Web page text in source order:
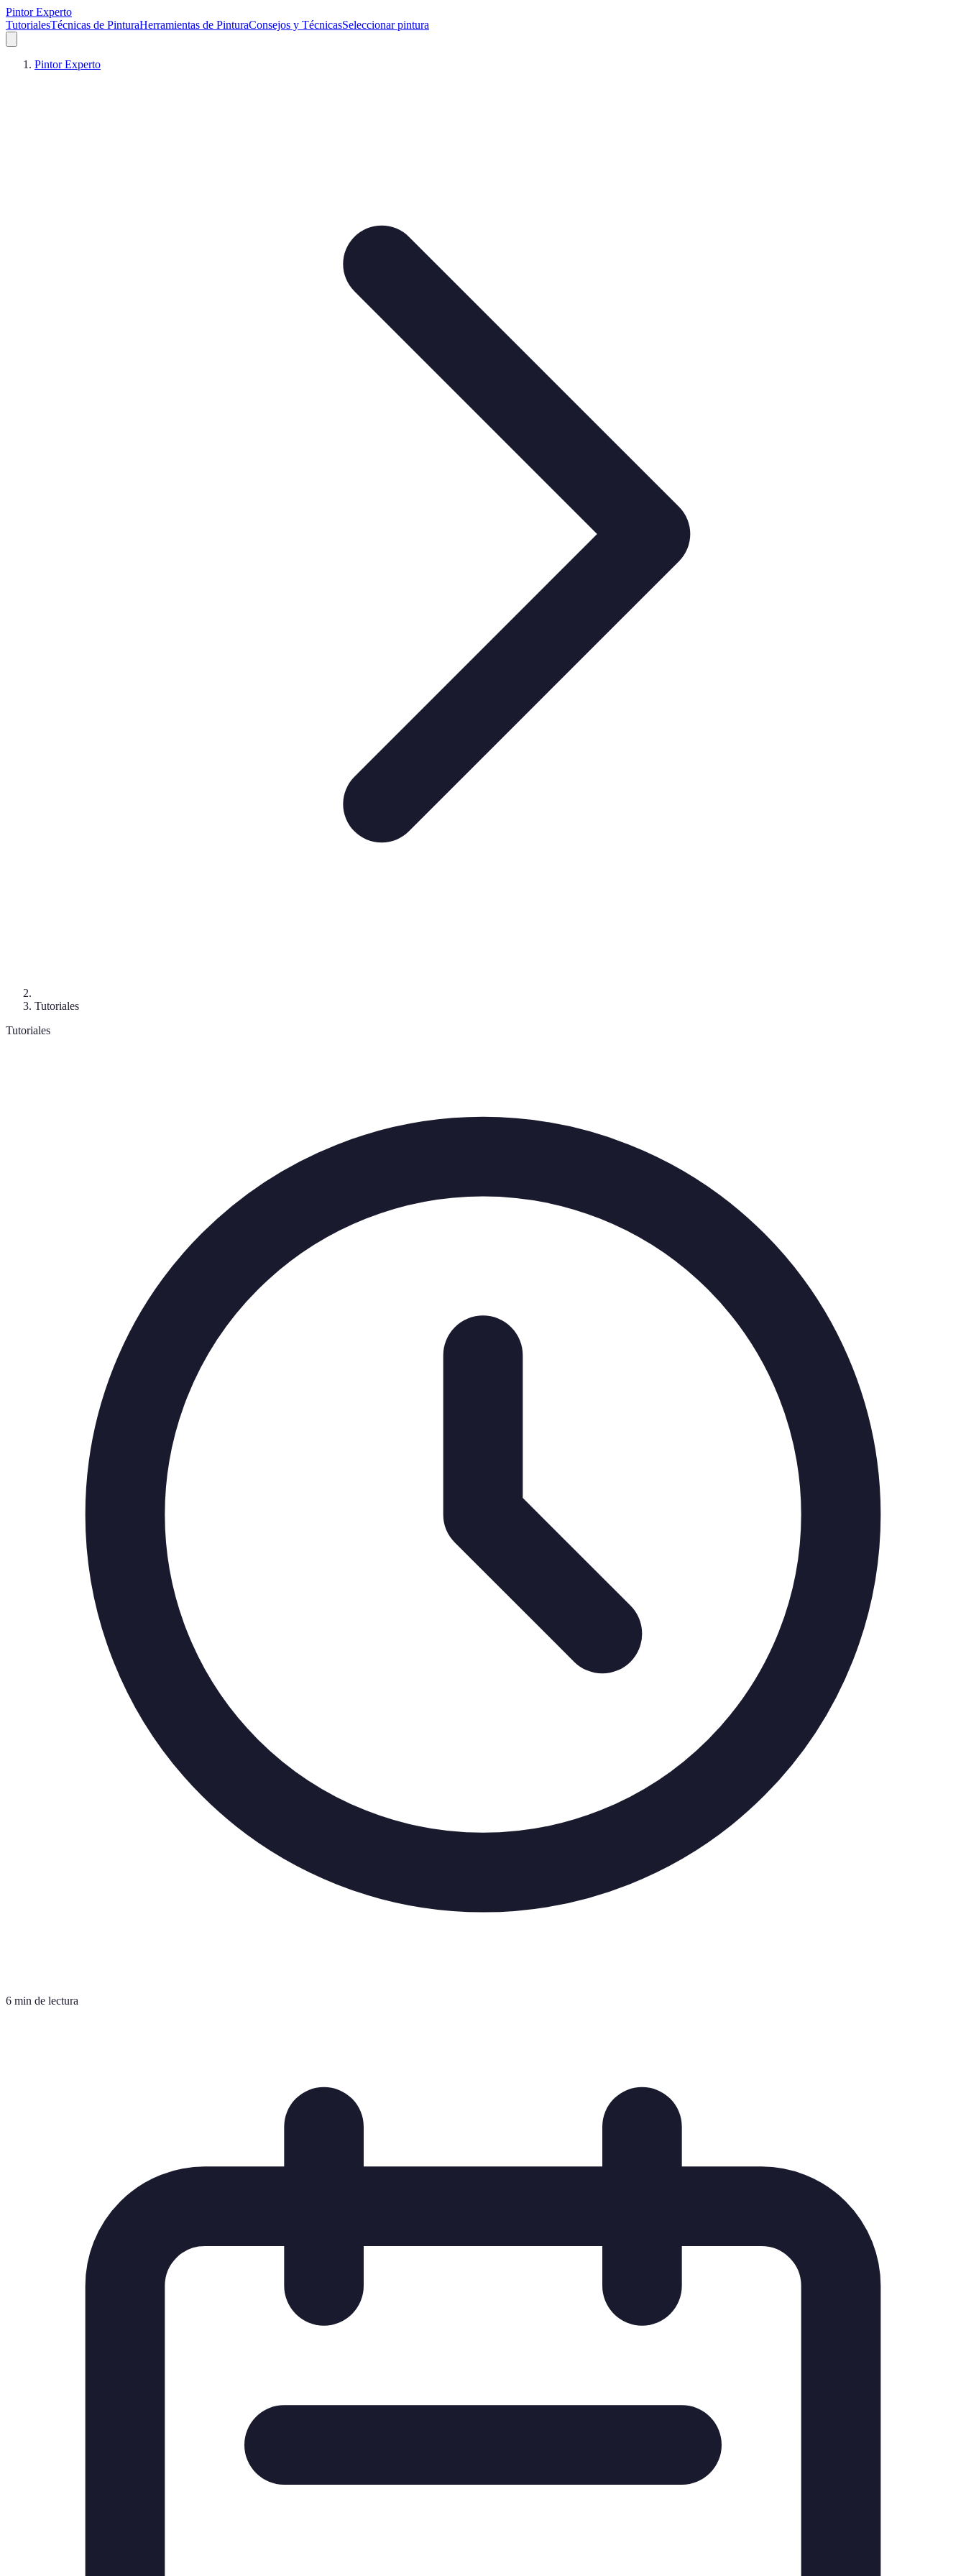
Pintor Experto
TutorialesTécnicas de PinturaHerramientas de PinturaConsejos y TécnicasSeleccionar pintura
Pintor Experto
Tutoriales
Tutoriales
6 min de lectura